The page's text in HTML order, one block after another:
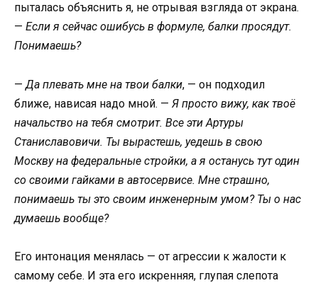
пыталась объяснить я, не отрывая взгляда от экрана.
— Если я сейчас ошибусь в формуле, балки просядут.
Понимаешь?
— Да плевать мне на твои балки, — он подходил
ближе, нависая надо мной. — Я просто вижу, как твоё
начальство на тебя смотрит. Все эти Артуры
Станиславовичи. Ты вырастешь, уедешь в свою
Москву на федеральные стройки, а я останусь тут один
со своими гайками в автосервисе. Мне страшно,
понимаешь ты это своим инженерным умом? Ты о нас
думаешь вообще?
Его интонация менялась — от агрессии к жалости к
самому себе. И эта его искренняя, глупая слепота